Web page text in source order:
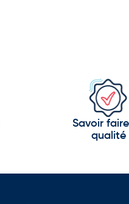
Savoir
qualité